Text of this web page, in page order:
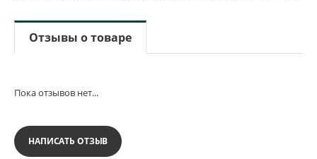
Отзывы о товаре
Пока отзывов нет...
НАПИСАТЬ ОТЗЫВ